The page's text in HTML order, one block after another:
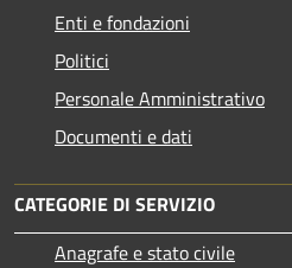
Enti e fondazioni
Politici
Personale Amministrativo
Documenti e dati
CATEGORIE DI SERVIZIO
Anagrafe e stato civile